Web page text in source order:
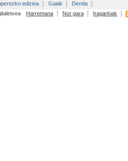
edizioa Gaiak
Denda
Harremana Nor gara Iragarkiak